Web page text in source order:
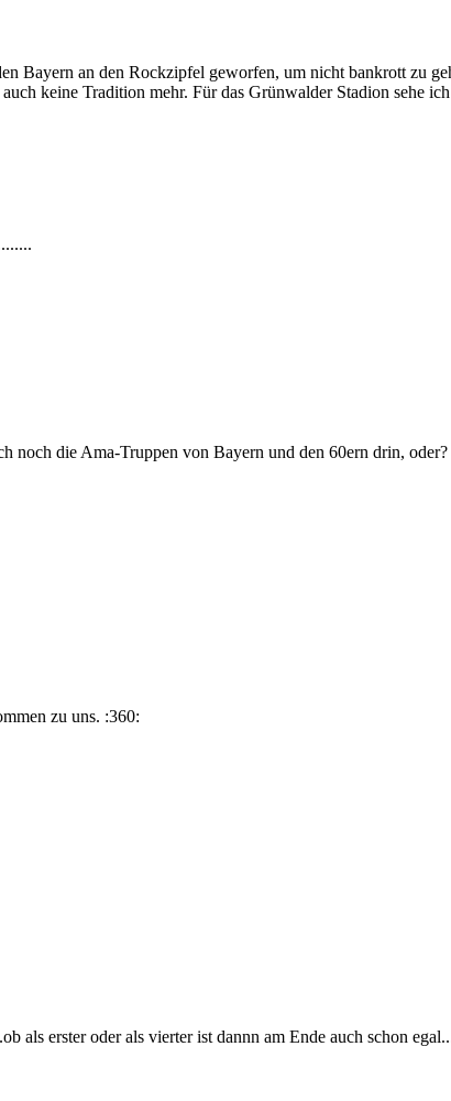
Bayern an den Rockzipfel geworfen, um nicht bankrott zu
keine Tradition mehr. Für das Grünwalder Stadion sehe
noch die Ama-Truppen von Bayern und den 60ern drin, oder?
zu uns. :360:
als erster oder als vierter ist dannn am Ende auch schon